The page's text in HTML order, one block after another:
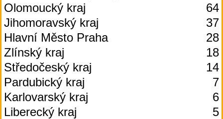
Olomoucký kraj
64
Jihomoravský kraj
37
Hlavní Město Praha
28
Zlínský kraj
18
Středočeský kraj
14
Pardubický kraj
7
Karlovarský kraj
6
Liberecký kraj
5